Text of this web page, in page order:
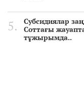
Субсидиялар
Соттағы
тұжырымда..